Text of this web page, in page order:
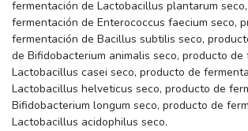
fermentación de Lactobacillus plantarum
fermentación de Enterococcus faecium seco,
fermentación de Bacillus subtilis seco,
de Bifidobacterium animalis seco, producto de
Lactobacillus casei seco, producto de
Lactobacillus helveticus seco, producto de
Bifidobacterium longum seco, producto de
Lactobacillus acidophilus seco.